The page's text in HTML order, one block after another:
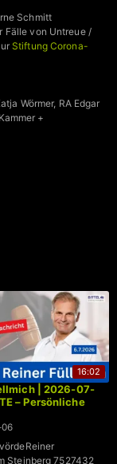
Schmitt
Fälle von Untreue /
Stiftung Corona-
Wörmer, RA Edgar
+
16:02
| 2026-07-
– Persönliche
Steinberg 7527432